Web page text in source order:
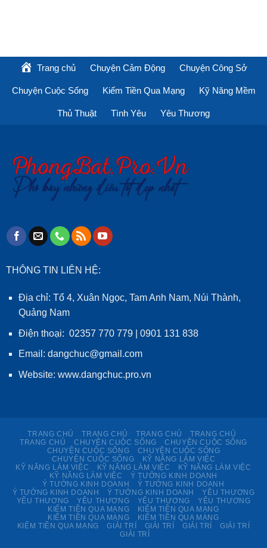
Trang chủ Chuyện Cảm Động Chuyện Công Sở
Chuyện Cuộc Sống Kiếm Tiền Qua Mạng Kỹ Năng Mềm
Thủ Thuật Tình Yêu Yêu Thương
THÔNG TIN LIÊN HỆ:
Địa chỉ: Tổ 4, Xuân Ngọc, Tam Anh Nam, Núi Thành,
Quảng Nam
Điện thoại: 02357 770 779 | 0901 131 838
Email: dangchuc@gmail.com
Website: www.dangchuc.pro.vn
TRANG CHỦ TRANG CHỦ TRANG CHỦ
TRANG CHỦ
TRANG CHỦ
CHUYỆN CUỘC SỐNG
CHUYỆN CUỘC SỐNG
CHUYỆN CUỘC SỐNG
CHUYỆN CUỘC SỐNG
CHUYỆN CUỘC SỐNG
KỸ NĂNG LÀM VIỆC
KỸ NĂNG LÀM VIỆC
KỸ NĂNG LÀM VIỆC
KỸ NĂNG LÀM VIỆC
KỸ NĂNG LÀM VIỆC
Ý TƯỞNG KINH DOANH
Ý TƯỞNG KINH DOANH
Ý TƯỞNG KINH DOANH
Ý TƯỞNG KINH DOANH
Ý TƯỞNG KINH DOANH
YÊU THƯƠNG
YÊU THƯƠNG
YÊU THƯƠNG YÊU THƯƠNG
YÊU THƯƠNG
KIẾM TIỀN QUA MẠNG
KIẾM TIỀN QUA MẠNG
KIẾM TIỀN QUA MẠNG
KIẾM TIỀN QUA MẠNG
KIẾM TIỀN QUA MẠNG
GIẢI TRÍ GIẢI TRÍ GIẢI TRÍ
GIẢI TRÍ
GIẢI TRÍ